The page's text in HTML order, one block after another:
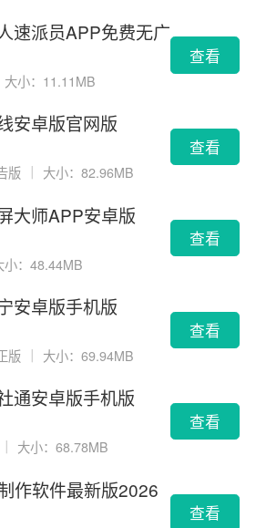
速派员APP免费无广
大小：11.11MB
查看
安卓版官网版
版 大小：82.96MB
查看
大师APP安卓版
小：48.44MB
查看
安卓版手机版
版 大小：69.94MB
查看
通安卓版手机版
大小：68.78MB
查看
作软件最新版2026
查看